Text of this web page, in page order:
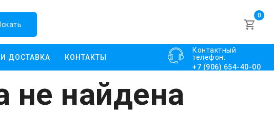
0
ДОСТАВКА КОНТАКТЫ
Контактный
телефон:
+7 (906) 654-40-00
не найдена